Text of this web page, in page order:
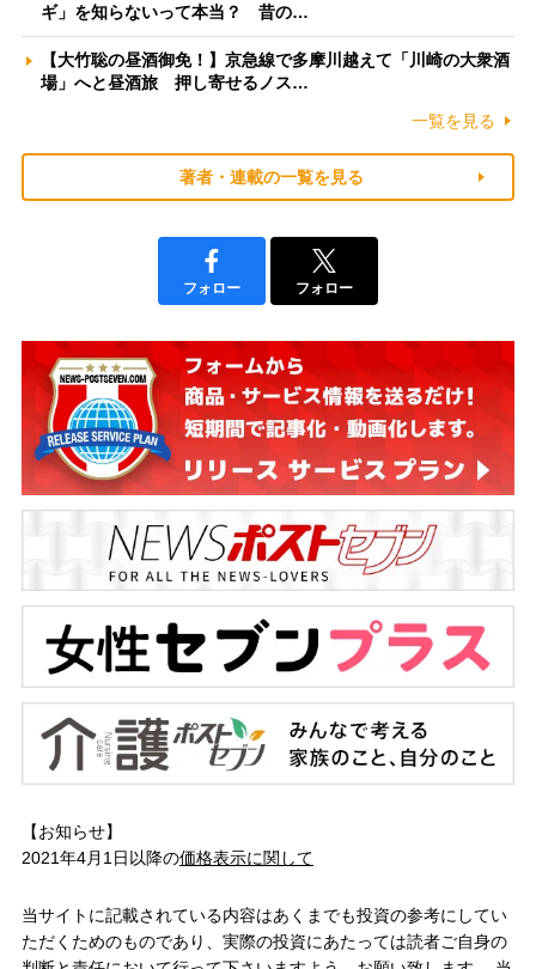
ギ」を知らないって本当？ 昔の…
【大竹聡の昼酒御免！】京急線で多摩川越えて「川崎の大衆酒
場」へと昼酒旅 押し寄せるノス…
一覧を見る
著者・連載の一覧を見る
フォロー フォロー
【お知らせ】
2021年4月1日以降の価格表示に関して
当サイトに記載されている内容はあくまでも投資の参考にしてい
ただくためのものであり、実際の投資にあたっては読者ご自身の